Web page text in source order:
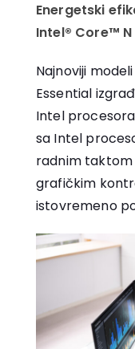
Energetski
Intel® Core™
Najnoviji modeli
Essential
Intel procesora
sa Intel
radnim taktom
grafičkim
istovremeno